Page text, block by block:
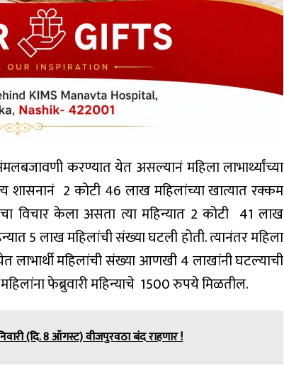
करण्यात येत असल्यानं महिला लाभार्थ्यांच्या
2 कोटी 46 लाख महिलांच्या खात्यात रक्कम
विचार केला असता त्या महिन्यात 2 कोटी 41 लाख
5 लाख महिलांची संख्या घटली होती. त्यानंतर महिला
लाभार्थी महिलांची संख्या आणखी 4 लाखांनी घटल्याची
फेब्रुवारी महिन्याचे 1500 रुपये मिळतील.
(दि. 8 ऑगस्ट) वीजपुरवठा बंद राहणार !